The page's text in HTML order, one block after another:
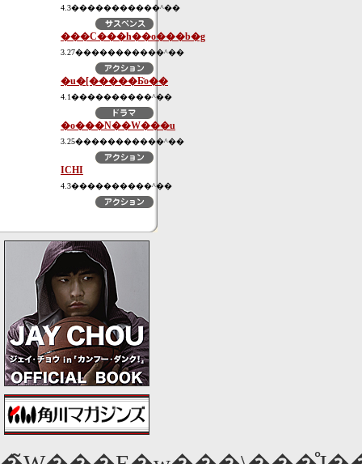
4.3�����������^��
���C���h��o���b�g
3.27�����������^��
�u�[�����Ƃ̎o��
4.1����������^��
�o���N��W���u
3.25�����������^��
ICHI
4.3����������^��